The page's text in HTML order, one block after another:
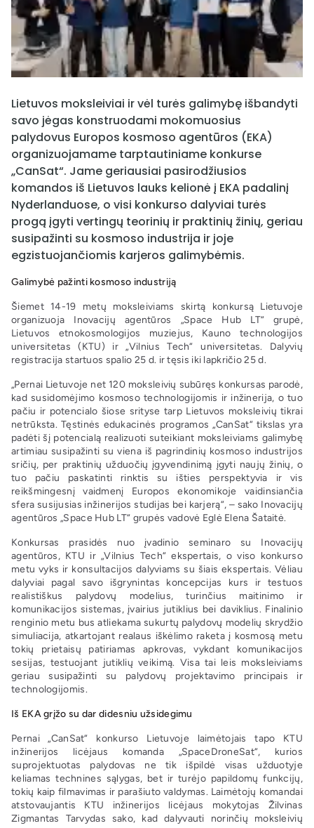
Lietuvos moksleiviai ir vėl turės galimybę išbandyti
savo jėgas konstruodami mokomuosius
palydovus Europos kosmoso agentūros (EKA)
organizuojamame tarptautiniame konkurse
„CanSat“. Jame geriausiai pasirodžiusios
komandos iš Lietuvos lauks kelionė į EKA padalinį
Nyderlanduose, o visi konkurso dalyviai turės
progą įgyti vertingų teorinių ir praktinių žinių, geriau
susipažinti su kosmoso industrija ir joje
egzistuojančiomis karjeros galimybėmis.
Galimybė pažinti kosmoso industriją
Šiemet 14-19 metų moksleiviams skirtą konkursą Lietuvoje
organizuoja Inovacijų agentūros „Space Hub LT“ grupė,
Lietuvos etnokosmologijos muziejus, Kauno technologijos
universitetas (KTU) ir „Vilnius Tech“ universitetas. Dalyvių
registracija startuos spalio 25 d. ir tęsis iki lapkričio 25 d.
„Pernai Lietuvoje net 120 moksleivių subūręs konkursas parodė,
kad susidomėjimo kosmoso technologijomis ir inžinerija, o tuo
pačiu ir potencialo šiose srityse tarp Lietuvos moksleivių tikrai
netrūksta. Tęstinės edukacinės programos „CanSat“ tikslas yra
padėti šį potencialą realizuoti suteikiant moksleiviams galimybę
artimiau susipažinti su viena iš pagrindinių kosmoso industrijos
sričių, per praktinių užduočių įgyvendinimą įgyti naujų žinių, o
tuo pačiu paskatinti rinktis su išties perspektyvia ir vis
reikšmingesnį vaidmenį Europos ekonomikoje vaidinsiančia
sfera susijusias inžinerijos studijas bei karjerą“, – sako Inovacijų
agentūros „Space Hub LT“ grupės vadovė Eglė Elena Šataitė.
Konkursas prasidės nuo įvadinio seminaro su Inovacijų
agentūros, KTU ir „Vilnius Tech“ ekspertais, o viso konkurso
metu vyks ir konsultacijos dalyviams su šiais ekspertais. Vėliau
dalyviai pagal savo išgrynintas koncepcijas kurs ir testuos
realistiškus palydovų modelius, turinčius maitinimo ir
komunikacijos sistemas, įvairius jutiklius bei daviklius. Finalinio
renginio metu bus atliekama sukurtų palydovų modelių skrydžio
simuliacija, atkartojant realaus iškėlimo raketa į kosmosą metu
tokių prietaisų patiriamas apkrovas, vykdant komunikacijos
sesijas, testuojant jutiklių veikimą. Visa tai leis moksleiviams
geriau susipažinti su palydovų projektavimo principais ir
technologijomis.
Iš EKA grįžo su dar didesniu užsidegimu
Pernai „CanSat“ konkurso Lietuvoje laimėtojais tapo KTU
inžinerijos licėjaus komanda „SpaceDroneSat“, kurios
suprojektuotas palydovas ne tik išpildė visas užduotyje
keliamas technines sąlygas, bet ir turėjo papildomų funkcijų,
tokių kaip filmavimas ir parašiuto valdymas. Laimėtojų komandai
atstovaujantis KTU inžinerijos licėjaus mokytojas Žilvinas
Zigmantas Tarvydas sako, kad dalyvauti norinčių moksleivių